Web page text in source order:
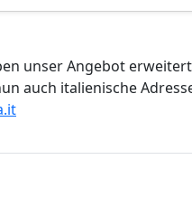
unser Angebot
auch italienische